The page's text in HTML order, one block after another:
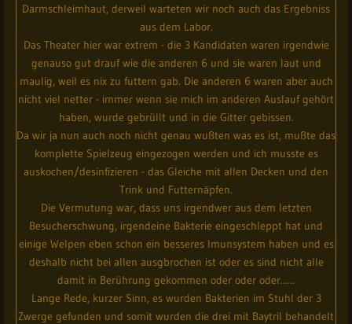
Darmschleimhaut, derweil warteten wir noch auch das Ergebniss
aus dem Labor.
Das Theater hier war extrem - die 3 Kandidaten waren irgendwie
genauso gut drauf wie die anderen 6 und sie waren laut und
maulig, weil es nix zu futtern gab. Die anderen 6 waren aber auch
nicht viel netter - immer wenn sie mich im anderen Auslauf gehört
haben, wurde gebrüllt und in die Gitter gebissen.
Da wir ja nun auch noch nicht genau wußten was es ist, mußte das
komplette Spielzeug eingezogen werden und ich musste es
auskochen/desinfizieren - das Gleiche mit allen Decken und den
Trink und Futternäpfen.
Die Vermutung war, dass uns irgendwer aus dem letzten
Besucherschwung, irgendeine Bakterie eingeschleppt hat und
einige Welpen eben schon ein besseres Imunsystem haben und es
deshalb nicht bei allen ausgbrochen ist oder es sind nicht alle
damit in Berührung gekommen oder oder oder......
Lange Rede, kurzer Sinn, es wurden Bakterien im Stuhl der 3
Zwerge gefunden und somit wurden die drei mit Baytril behandelt